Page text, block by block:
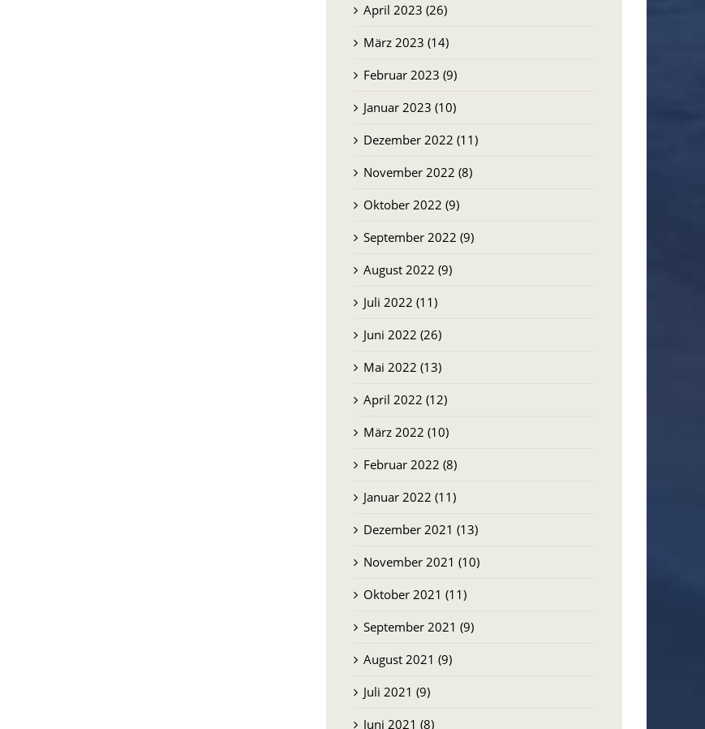
April 2023 (26)
März 2023 (14)
Februar 2023 (9)
Januar 2023 (10)
Dezember 2022 (11)
November 2022 (8)
Oktober 2022 (9)
September 2022 (9)
August 2022 (9)
Juli 2022 (11)
Juni 2022 (26)
Mai 2022 (13)
April 2022 (12)
März 2022 (10)
Februar 2022 (8)
Januar 2022 (11)
Dezember 2021 (13)
November 2021 (10)
Oktober 2021 (11)
September 2021 (9)
August 2021 (9)
Juli 2021 (9)
Juni 2021 (8)